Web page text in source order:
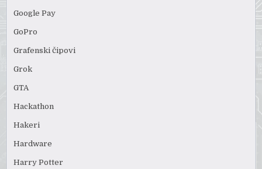
Google Pay
GoPro
Grafenski čipovi
Grok
GTA
Hackathon
Hakeri
Hardware
Harry Potter